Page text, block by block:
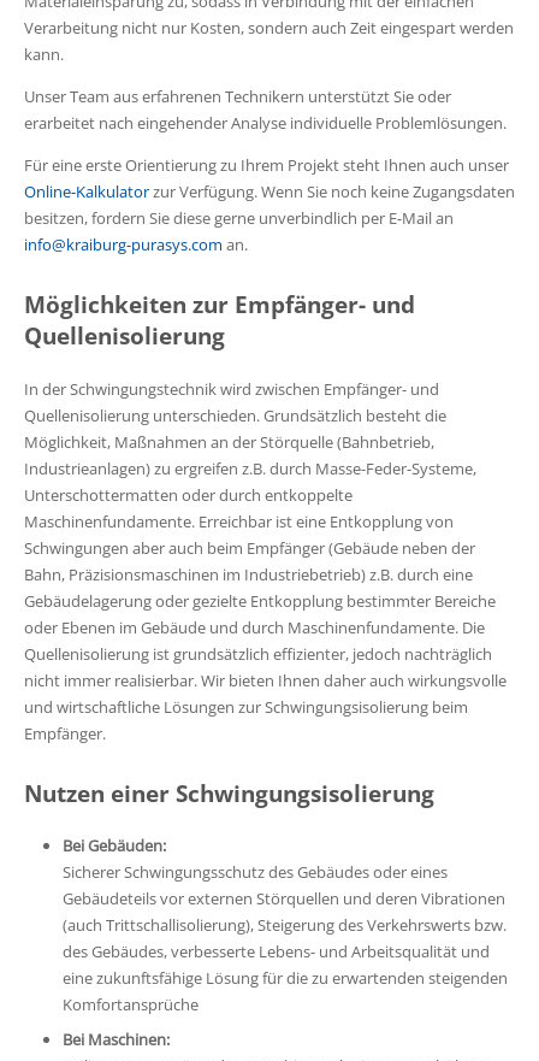
Verarbeitung nicht nur Kosten, sondern auch Zeit eingespart werden
kann.
Unser Team aus erfahrenen Technikern unterstützt Sie oder
erarbeitet nach eingehender Analyse individuelle Problemlösungen.
Für eine erste Orientierung zu Ihrem Projekt steht Ihnen auch unser
Online-Kalkulatorzur Verfügung. Wenn Sie noch keine Zugangsdaten
besitzen, fordern Sie diese gerne unverbindlich per E-Mail an
info@kraiburg-purasys.com an.
Möglichkeiten zur Empfänger- und
Quellenisolierung
In der Schwingungstechnik wird zwischen Empfänger- und
Quellenisolierung unterschieden. Grundsätzlich besteht die
Möglichkeit, Maßnahmen an der Störquelle (Bahnbetrieb,
Industrieanlagen) zu ergreifen z.B. durch Masse-Feder-Systeme,
Unterschottermatten oder durch entkoppelte
Maschinenfundamente. Erreichbar ist eine Entkopplung von
Schwingungen aber auch beim Empfänger (Gebäude neben der
Bahn, Präzisionsmaschinen im Industriebetrieb) z.B. durch eine
Gebäudelagerung oder gezielte Entkopplung bestimmter Bereiche
oder Ebenen im Gebäude und durch Maschinenfundamente. Die
Quellenisolierung ist grundsätzlich effizienter, jedoch nachträglich
nicht immer realisierbar. Wir bieten Ihnen daher auch wirkungsvolle
und wirtschaftliche Lösungen zur Schwingungsisolierung beim
Empfänger.
Nutzen einer Schwingungsisolierung
Bei Gebäuden:
Sicherer Schwingungsschutz des Gebäudes oder eines
Gebäudeteils vor externen Störquellen und deren Vibrationen
(auch Trittschallisolierung), Steigerung des Verkehrswerts bzw.
des Gebäudes, verbesserte Lebens- und Arbeitsqualität und
eine zukunftsfähige Lösung für die zu erwartenden steigenden
Komfortansprüche
Bei Maschinen: